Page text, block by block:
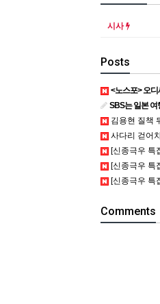
시사
Posts
<노스포> 오
SBS는 일본 여행
김용현 질책 뒤,
사다리 걷어
[신종극우 특집3]빈자의
[신종극우 특집2] 그릇
[신종극우 특집1] 안
Comments